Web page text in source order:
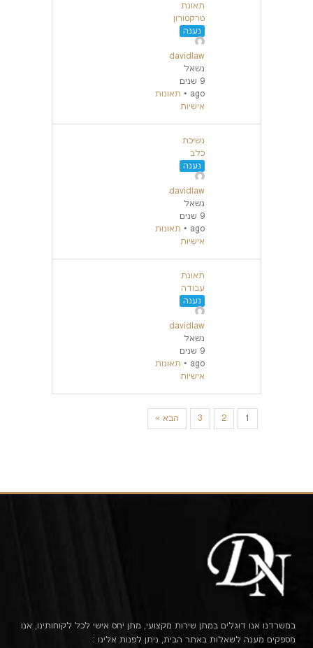
תאונת
טרקטורון
נענה
davidlaw
נשאל
9 שנים
ago
• תאונות
אישיות
נשיכת
כלב
נענה
davidlaw
נשאל
9 שנים
ago
• תאונות
אישיות
תאונת
עבודה
נענה
davidlaw
נשאל
9 שנים
ago
• תאונות
אישיות
1
2
3 הבא »
במשרדנו אנו דוגלים במתן שירות מקצועי, מתן יחס אישי לכל לקוחותינו, אנו
מספקים מענה לשאלות באתר הבית, ניתן לפנות אלינו :